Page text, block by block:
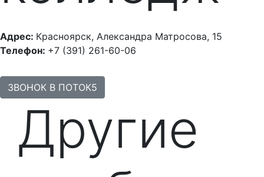
Адрес: Красноярск, Александра Матросова, 15
Телефон: +7 (391) 261-60-06
ЗВОНОК В ПОТОК5
Другие